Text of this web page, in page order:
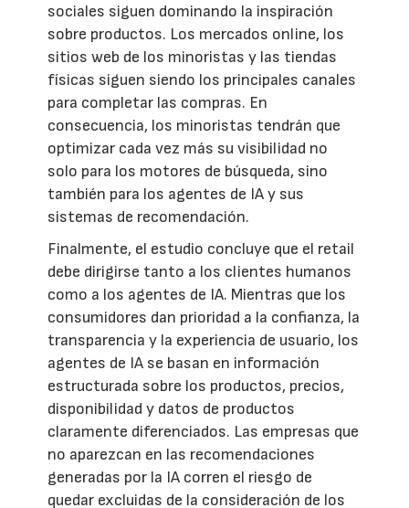
sociales siguen dominando la inspiración
sobre productos. Los mercados online, los
sitios web de los minoristas y las tiendas
físicas siguen siendo los principales canales
para completar las compras. En
consecuencia, los minoristas tendrán que
optimizar cada vez más su visibilidad no
solo para los motores de búsqueda, sino
también para los agentes de IA y sus
sistemas de recomendación.
Finalmente, el estudio concluye que el retail
debe dirigirse tanto a los clientes humanos
como a los agentes de IA. Mientras que los
consumidores dan prioridad a la confianza, la
transparencia y la experiencia de usuario, los
agentes de IA se basan en información
estructurada sobre los productos, precios,
disponibilidad y datos de productos
claramente diferenciados. Las empresas que
no aparezcan en las recomendaciones
generadas por la IA corren el riesgo de
quedar excluidas de la consideración de los